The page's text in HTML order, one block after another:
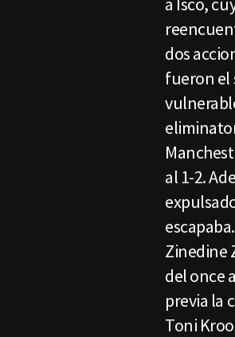
dos
fueron el
al 1-2.
Zinedine
del once
previa la
Toni